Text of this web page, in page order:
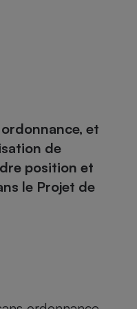
et
de
position et
le Projet de